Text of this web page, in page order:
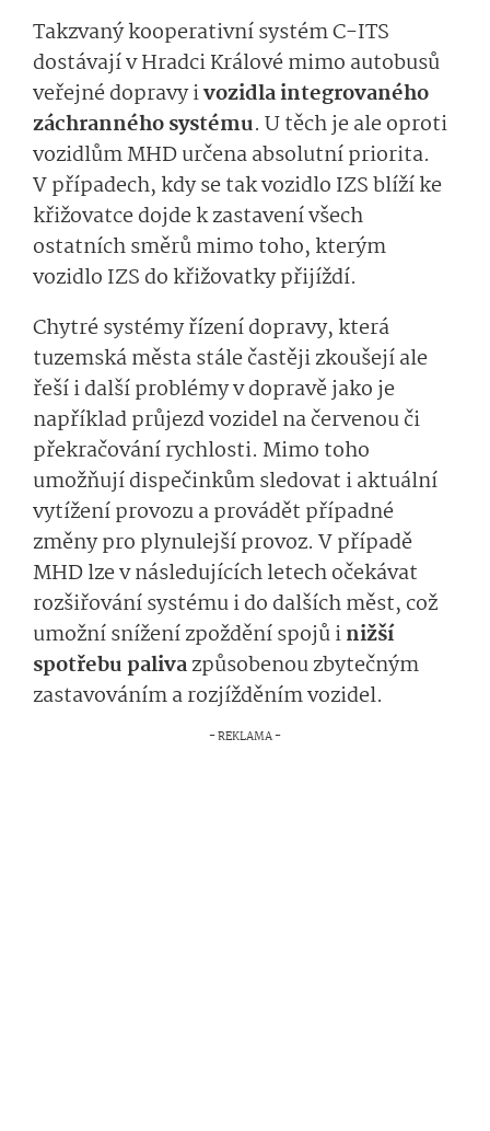
Takzvaný kooperativní systém C-ITS
dostávají v Hradci Králové mimo autobusů
veřejné dopravy ivozidla integrovaného
záchranného systému. U těch je ale oproti
vozidlům MHD určena absolutní priorita.
V případech, kdy se tak vozidlo IZS blíží ke
křižovatce dojde k zastavení všech
ostatních směrů mimo toho, kterým
vozidlo IZS do křižovatky přijíždí.
Chytré systémy řízení dopravy, která
tuzemská města stále častěji zkoušejí ale
řeší i další problémy v dopravě jako je
například průjezd vozidel na červenou či
překračování rychlosti. Mimo toho
umožňují dispečinkům sledovat i aktuální
vytížení provozu a provádět případné
změny pro plynulejší provoz. V případě
MHD lze v následujících letech očekávat
rozšiřování systému i do dalších měst, což
umožní snížení zpoždění spojů inižší
spotřebu palivazpůsobenou zbytečným
zastavováním a rozjížděním vozidel.